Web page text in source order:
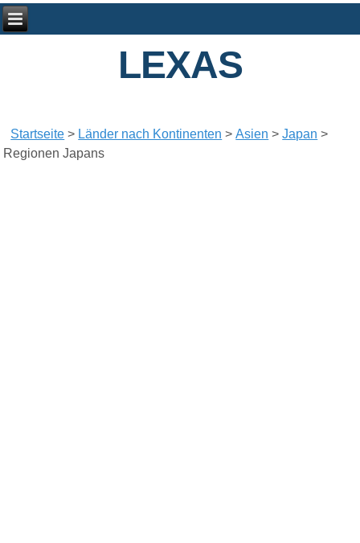
LEXAS
Startseite > Länder nach Kontinenten >Asien >Japan >
Regionen Japans